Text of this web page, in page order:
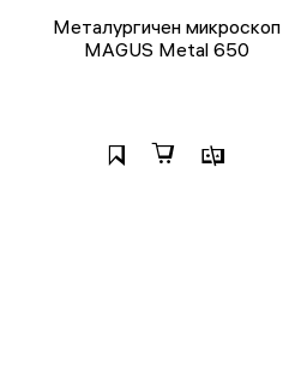
Металургичен микроскоп
MAGUS Metal 650